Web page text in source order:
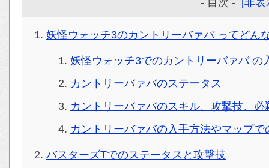
妖怪ウォッチ3のカントリーバァバ ってどん
妖怪ウォッチ3でのカントリーバァバ の
カントリーバァバのステータス
カントリーバァバのスキル、攻撃技、必
カントリーバァバの入手方法やマップで
バスターズTでのステータスと攻撃技